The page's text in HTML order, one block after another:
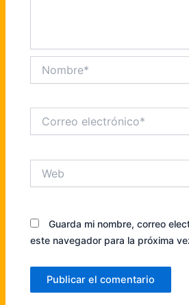
electrónico*
Guarda mi nombre, correo
este navegador para la próxima